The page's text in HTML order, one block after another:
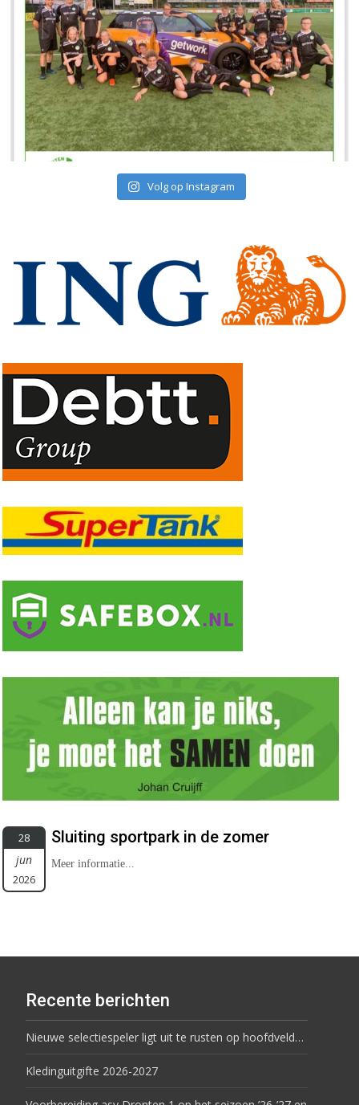
Volg op Instagram
28
jun
2026
Sluiting sportpark in de zomer
Meer informatie...
Recente berichten
Nieuwe selectiespeler ligt uit te rusten op hoofdveld…
Kledinguitgifte 2026-2027